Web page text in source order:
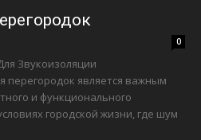
0
Звукоизоляции
перегородок является важным
и функционального
городской жизни, где шум